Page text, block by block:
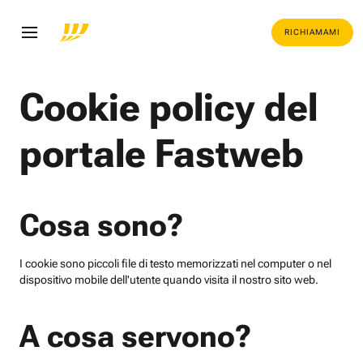
RICHIAMAMI
Cookie policy del
portale Fastweb
Cosa sono?
I cookie sono piccoli file di testo memorizzati nel computer o nel
dispositivo mobile dell'utente quando visita il nostro sito web.
A cosa servono?